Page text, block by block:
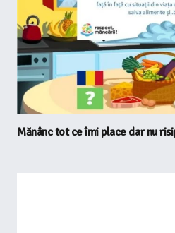
Mănânc tot ce îmi place dar nu